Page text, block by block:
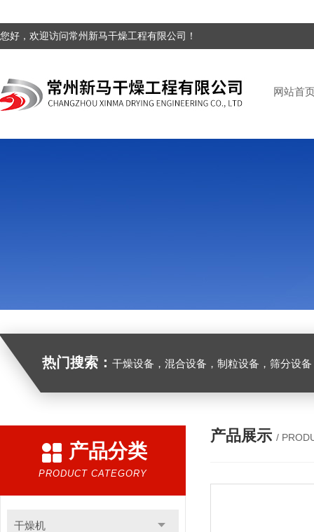
您好，欢迎访问常州新马干燥工程有限公司！
网站首
热门搜索： 干燥设备，混合设备，制粒设备，筛分设
产品分类
PRODUCT CATEGORY
干燥机
产品展示 /